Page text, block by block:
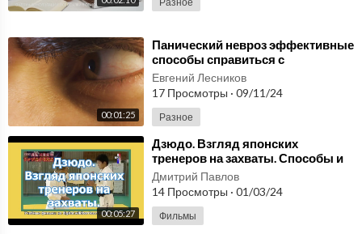
00:01:25
⁣Панический невроз эффективные
способы справиться с
приступами и вернуть контроль
над жизнью
Евгений Лесников
17 Просмотры · 09/11/24
Разное
00:05:27
⁣Дзюдо. Взгляд японских
тренеров на захваты. Способы и
методы.
Дмитрий Павлов
14 Просмотры · 01/03/24
Фильмы